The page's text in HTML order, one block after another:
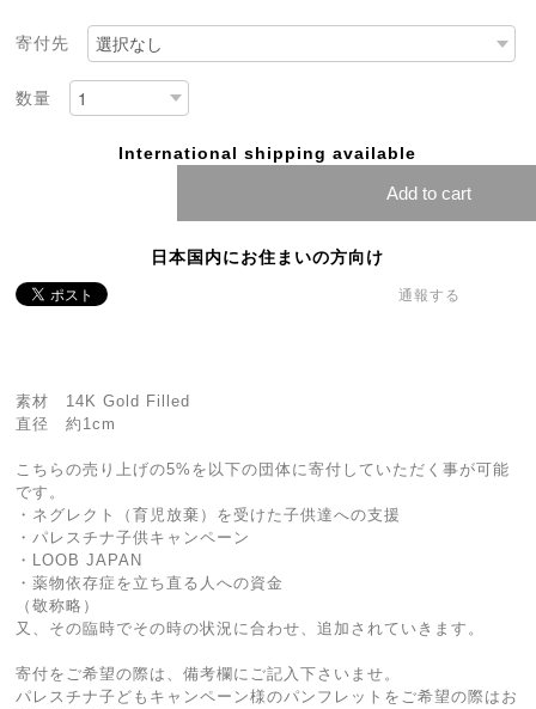
寄付先
数量
International shipping available
Add to cart
日本国内にお住まいの方向け
通報する
素材 14K Gold Filled
直径 約1cm
こちらの売り上げの5%を以下の団体に寄付していただく事が可能
です。
・ネグレクト（育児放棄）を受けた子供達への支援
・パレスチナ子供キャンペーン
・LOOB JAPAN
・薬物依存症を立ち直る人への資金
（敬称略）
又、その臨時でその時の状況に合わせ、追加されていきます。
寄付をご希望の際は、備考欄にご記入下さいませ。
パレスチナ子どもキャンペーン様のパンフレットをご希望の際はお